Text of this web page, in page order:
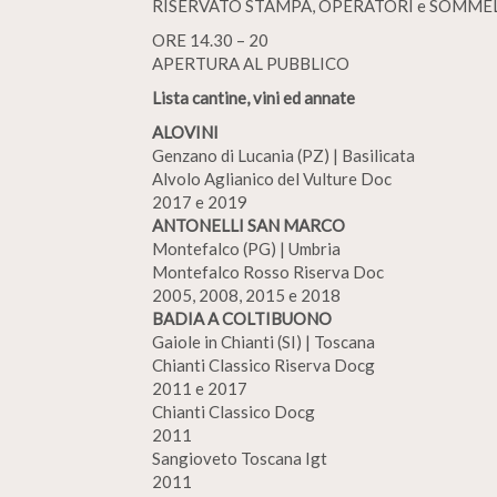
RISERVATO STAMPA, OPERATORI e
ORE 14.30 – 20
APERTURA AL PUBBLICO
Lista cantine, vini ed annate
ALOVINI
Genzano di Lucania (PZ) | Basilicata
Alvolo Aglianico del Vulture Doc
2017 e 2019
ANTONELLI SAN MARCO
Montefalco (PG) | Umbria
Montefalco Rosso Riserva Doc
2005, 2008, 2015 e 2018
BADIA A COLTIBUONO
Gaiole in Chianti (SI) | Toscana
Chianti Classico Riserva Docg
2011 e 2017
Chianti Classico Docg
2011
Sangioveto Toscana Igt
2011